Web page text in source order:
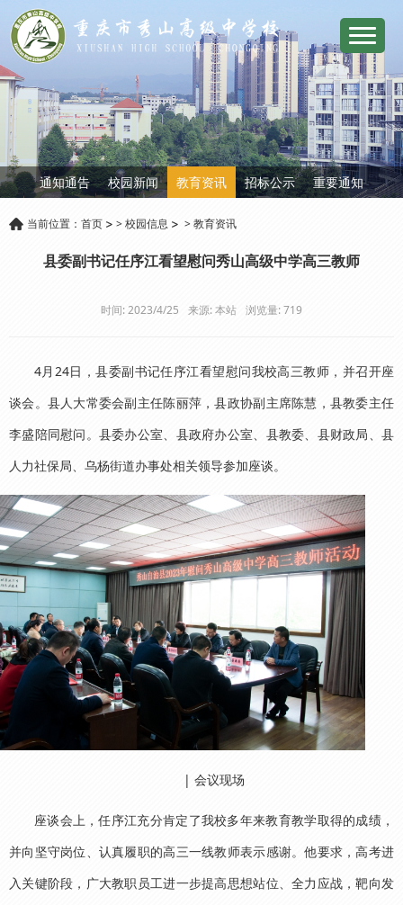
通知通告 校园新闻 教育资讯 招标公示 重要通知
当前位置： 首页 >校园信息 >教育资讯
县委副书记任序江看望慰问秀山高级中学高三教师
时间: 2023/4/25 来源: 本站 浏览量:719
4月24日，县委副书记任序江看望慰问我校高三教师，并召开座
谈会。县人大常委会副主任陈丽萍，县政协副主席陈慧，县教委主任
李盛陪同慰问。县委办公室、县政府办公室、县教委、县财政局、县
人力社保局、乌杨街道办事处相关领导参加座谈。
| 会议现场
座谈会上，任序江充分肯定了我校多年来教育教学取得的成绩，
并向坚守岗位、认真履职的高三一线教师表示感谢。他要求，高考进
入关键阶段，广大教职员工进一步提高思想站位、全力应战，靶向发